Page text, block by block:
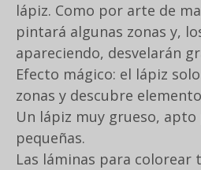
lápiz. Como por arte de
pintará algunas zonas y,
apareciendo, desvelarán
Efecto mágico: el lápiz
zonas y descubre
Un lápiz muy grueso, apto
pequeñas.
Las láminas para colorear